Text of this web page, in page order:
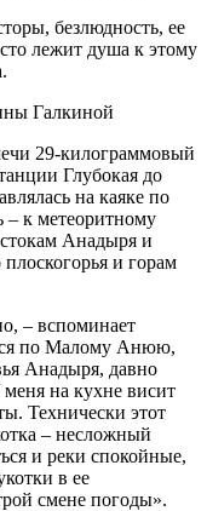
безлюдность, ее
лежит душа к этому
Галкиной
29-килограммовый
Глубокая до
на каяке по
– к метеоритному
Анадыря и
и горам
– вспоминает
по Малому Анюю,
Анадыря, давно
на кухне висит
Технически этот
– несложный
и реки спокойные,
в ее
смене погоды».